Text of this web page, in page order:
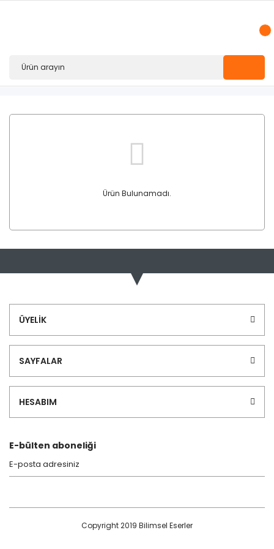
Ürün Bulunamadı.
ÜYELİK
SAYFALAR
HESABIM
E-bülten aboneliği
Copyright 2019 Bilimsel Eserler